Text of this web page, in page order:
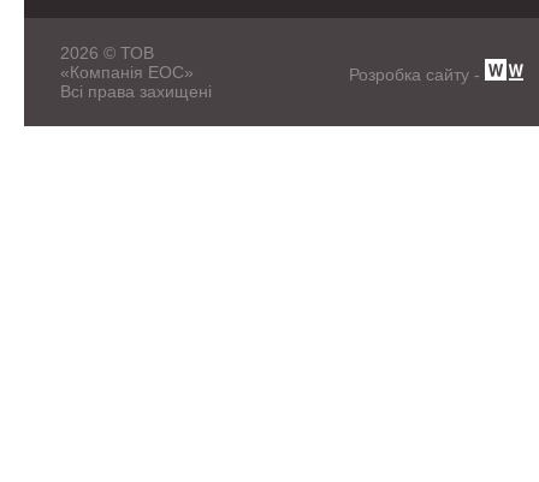
2026 © ТОВ
«Компанія ЕОС»
Всі права захищені
Розробка сайту -